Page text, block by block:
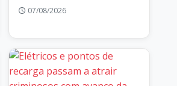
07/08/2026